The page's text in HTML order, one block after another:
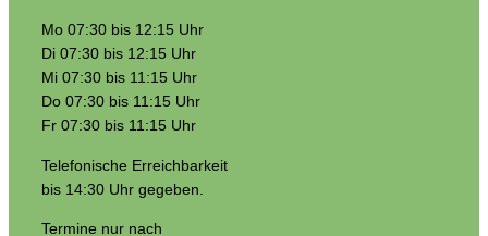
Mo 07:30 bis 12:15 Uhr
Di 07:30 bis 12:15 Uhr
Mi 07:30 bis 11:15 Uhr
Do 07:30 bis 11:15 Uhr
Fr 07:30 bis 11:15 Uhr
Telefonische Erreichbarkeit
bis 14:30 Uhr gegeben.
Termine nur nach